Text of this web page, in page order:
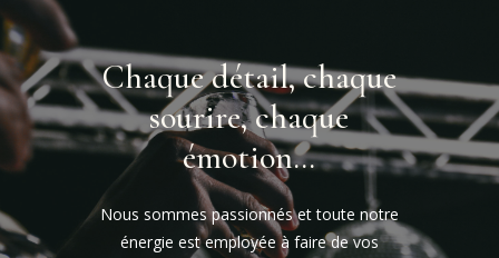
Chaque détail, chaque
sourire, chaque
émotion…
Nous sommes passionnés et toute notre
énergie est employée à faire de vos